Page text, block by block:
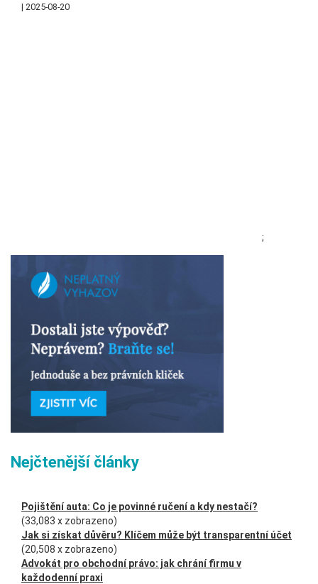
2025-08-20
;
Nejčtenější články
Pojištění auta: Co je povinné ručení a kdy nestačí?
(33,083 x zobrazeno)
Jak si získat důvěru? Klíčem může být transparentní účet
(20,508 x zobrazeno)
Advokát pro obchodní právo: jak chrání firmu v
každodenní praxi